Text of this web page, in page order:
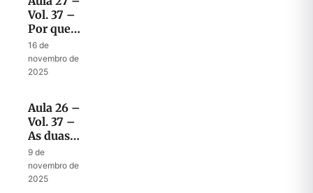
Vol. 37 –
Por que
Elias?
16 de
novembro de
2025
Aula 26 –
Vol. 37 –
As duas
partes da
última
mensagem
9 de
novembro de
2025